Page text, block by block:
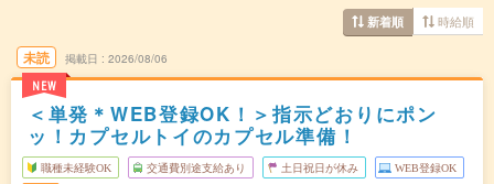
新着順 時給順
未読
NEW
掲載日 2026/08/06
＜単発＊WEB登録OK！＞指示どおりにポン
ッ！カプセルトイのカプセル準備！
職種未経験OK 交通費別途支給あり 土日祝日が休み WEB登録OK